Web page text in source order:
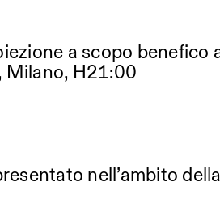
a scopo benefico
Milano, H21:00
nell’ambito